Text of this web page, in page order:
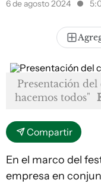
6 de agosto 2024
Presentación
hacemos todos"
Compartir
En el marco del
empresa en